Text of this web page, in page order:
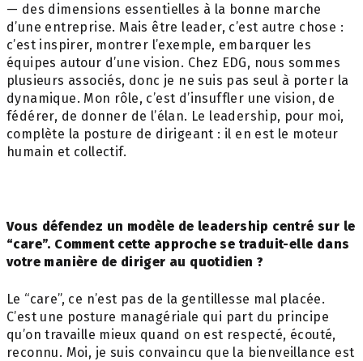
— des dimensions essentielles à la bonne marche
d’une entreprise. Mais être leader, c’est autre chose :
c’est inspirer, montrer l’exemple, embarquer les
équipes autour d’une vision. Chez EDG, nous sommes
plusieurs associés, donc je ne suis pas seul à porter la
dynamique. Mon rôle, c’est d’insuffler une vision, de
fédérer, de donner de l’élan. Le leadership, pour moi,
complète la posture de dirigeant : il en est le moteur
humain et collectif.
Vous défendez un modèle de leadership centré sur le
“care”. Comment cette approche se traduit-elle dans
votre manière de diriger au quotidien ?
Le “care”, ce n’est pas de la gentillesse mal placée.
C’est une posture managériale qui part du principe
qu’on travaille mieux quand on est respecté, écouté,
reconnu. Moi, je suis convaincu que la bienveillance est